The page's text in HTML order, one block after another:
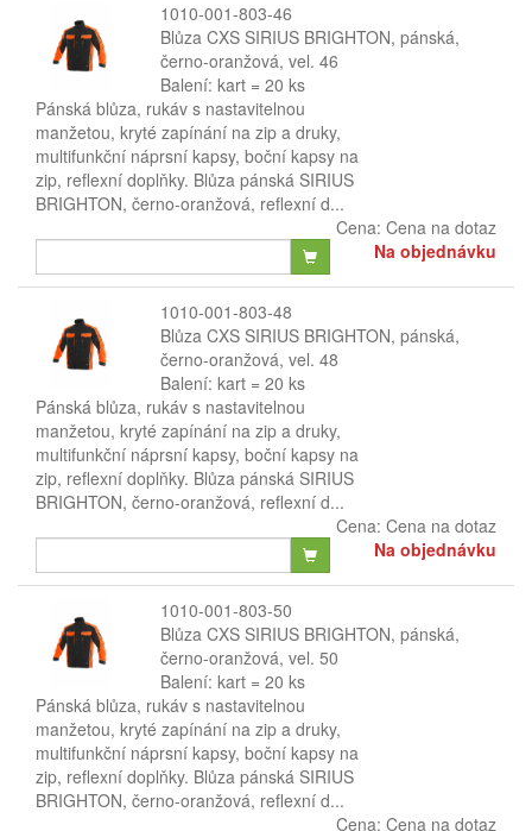
1010-001-803-46
Blůza CXS SIRIUS BRIGHTON, pánská,
černo-oranžová, vel. 46
Balení: kart = 20 ks
Pánská blůza, rukáv s nastavitelnou
manžetou, kryté zapínání na zip a druky,
multifunkční náprsní kapsy, boční kapsy na
zip, reflexní doplňky. Blůza pánská SIRIUS
BRIGHTON, černo-oranžová, reflexní d...
Cena: Cena na dotaz
Na objednávku
1010-001-803-48
Blůza CXS SIRIUS BRIGHTON, pánská,
černo-oranžová, vel. 48
Balení: kart = 20 ks
Pánská blůza, rukáv s nastavitelnou
manžetou, kryté zapínání na zip a druky,
multifunkční náprsní kapsy, boční kapsy na
zip, reflexní doplňky. Blůza pánská SIRIUS
BRIGHTON, černo-oranžová, reflexní d...
Cena: Cena na dotaz
Na objednávku
1010-001-803-50
Blůza CXS SIRIUS BRIGHTON, pánská,
černo-oranžová, vel. 50
Balení: kart = 20 ks
Pánská blůza, rukáv s nastavitelnou
manžetou, kryté zapínání na zip a druky,
multifunkční náprsní kapsy, boční kapsy na
zip, reflexní doplňky. Blůza pánská SIRIUS
BRIGHTON, černo-oranžová, reflexní d...
Cena: Cena na dotaz